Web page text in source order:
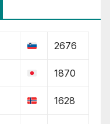
2676
1870
1628